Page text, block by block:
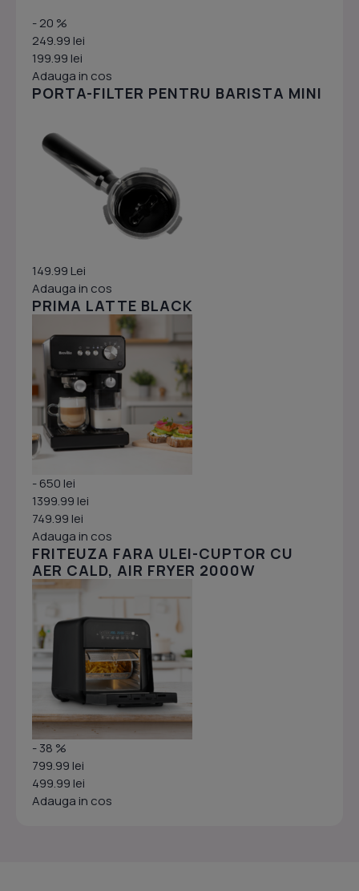
- 20 %
249.99 lei
199.99 lei
Adauga in cos
PORTA-FILTER PENTRU BARISTA MINI
149.99 Lei
Adauga in cos
PRIMA LATTE BLACK
- 650 lei
1399.99 lei
749.99 lei
Adauga in cos
FRITEUZA FARA ULEI-CUPTOR CU
AER CALD, AIR FRYER 2000W
- 38 %
799.99 lei
499.99 lei
Adauga in cos